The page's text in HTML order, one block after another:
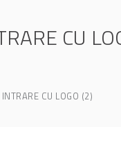
CU
INTRARE CU LOGO (2)